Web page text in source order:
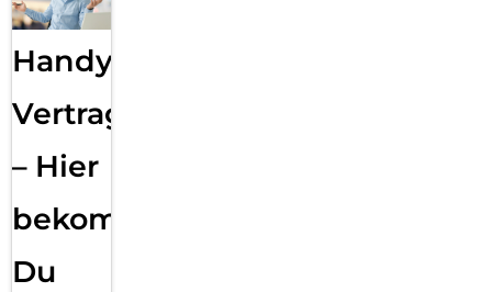
Handy
Vertragsabwicklung
– Hier
bekommst
Du